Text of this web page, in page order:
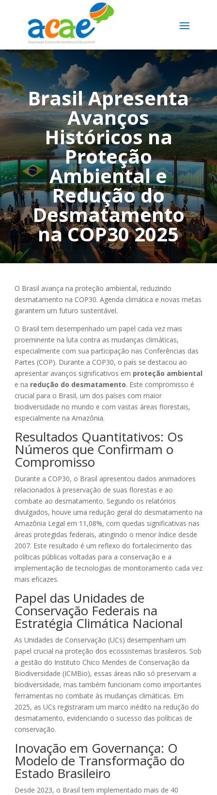
Brasil Apresenta
Avanços
Históricos na
Proteção
Ambiental e
Redução do
Desmatamento
na COP30 2025
O Brasil avança na proteção ambiental, reduzindo
desmatamento na COP30. Agenda climática e novas metas
garantem um futuro sustentável.
O Brasil tem desempenhado um papel cada vez mais
proeminente na luta contra as mudanças climáticas,
especialmente com sua participação nas Conferências das
Partes (COP). Durante a COP30, o país se destacou ao
apresentar avanços significativos em proteção ambiental
e na redução do desmatamento. Este compromisso é
crucial para o Brasil, um dos países com maior
biodiversidade no mundo e com vastas áreas florestais,
especialmente na Amazônia.
Resultados Quantitativos: Os
Números que Confirmam o
Compromisso
Durante a COP30, o Brasil apresentou dados animadores
relacionados à preservação de suas florestas e ao
combate ao desmatamento. Segundo os relatórios
divulgados, houve uma redução geral do desmatamento na
Amazônia Legal em 11,08%, com quedas significativas nas
áreas protegidas federais, atingindo o menor índice desde
2007. Este resultado é um reflexo do fortalecimento das
políticas públicas voltadas para a conservação e a
implementação de tecnologias de monitoramento cada vez
mais eficazes.
Papel das Unidades de
Conservação Federais na
Estratégia Climática Nacional
As Unidades de Conservação (UCs) desempenham um
papel crucial na proteção dos ecossistemas brasileiros. Sob
a gestão do Instituto Chico Mendes de Conservação da
Biodiversidade (ICMBio), essas áreas não só preservam a
biodiversidade, mas também funcionam como importantes
ferramentas no combate às mudanças climáticas. Em
2025, as UCs registraram um marco inédito na redução do
desmatamento, evidenciando o sucesso das políticas de
conservação.
Inovação em Governança: O
Modelo de Transformação do
Estado Brasileiro
Desde 2023, o Brasil tem implementado mais de 40